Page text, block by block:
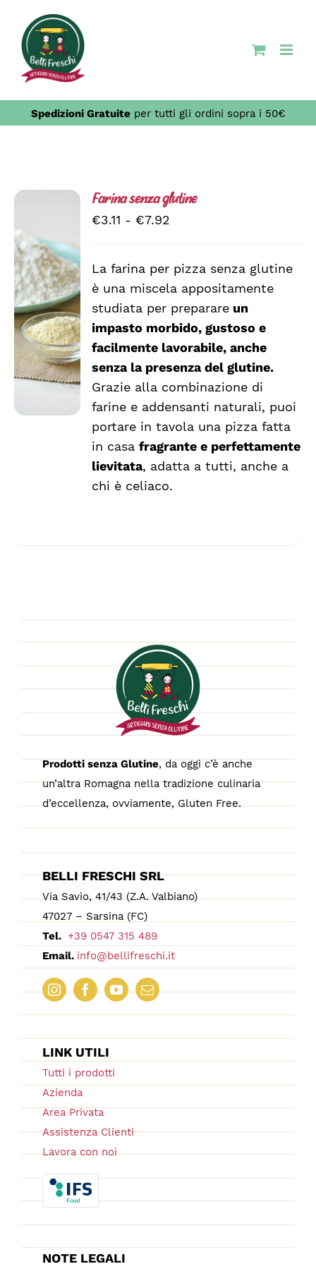
contenuto
Spedizioni Gratuiteper tutti gli ordini sopra i 50€
SCEGLI
QUESTO
PRODOTTO
HA
PIÙ
VARIANTI.
LE
OPZIONI
POSSONO
/
DETTAGLI
Farina senza glutine
€3.11 - €7.92
da
€3.11
a
€7.92
La farina per pizza senza glutine
è una miscela appositamente
studiata per preparare un
impasto morbido, gustoso e
facilmente lavorabile, anche
senza la presenza del glutine.
Grazie alla combinazione di
farine e addensanti naturali, puoi
portare in tavola una pizza fatta
in casafragrante e perfettamente
lievitata, adatta a tutti, anche a
chi è celiaco.
Prodotti senza Glutine, da oggi c’è anche
un’altra Romagna nella tradizione culinaria
d’eccellenza, ovviamente, Gluten Free.
BELLI FRESCHI SRL
Via Savio, 41/43 (Z.A. Valbiano)
47027 – Sarsina (FC)
Tel. +39 0547 315 489
Email. info@bellifreschi.it
LINK UTILI
Tutti i prodotti
Azienda
Area Privata
Assistenza Clienti
Lavora con noi
NOTE LEGALI